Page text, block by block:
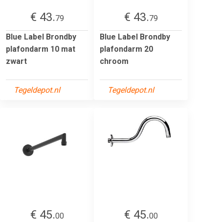
€ 43.79
Blue Label Brondby
plafondarm 10 mat
zwart
Tegeldepot.nl
€ 43.79
Blue Label Brondby
plafondarm 20
chroom
Tegeldepot.nl
€ 45.00
€ 45.00